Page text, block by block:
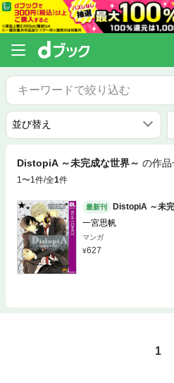
DistopiA ～未完成な世界～ の作品
1〜1件/全1件
最新刊
DistopiA ～未
一宮思帆
マンガ
627
1